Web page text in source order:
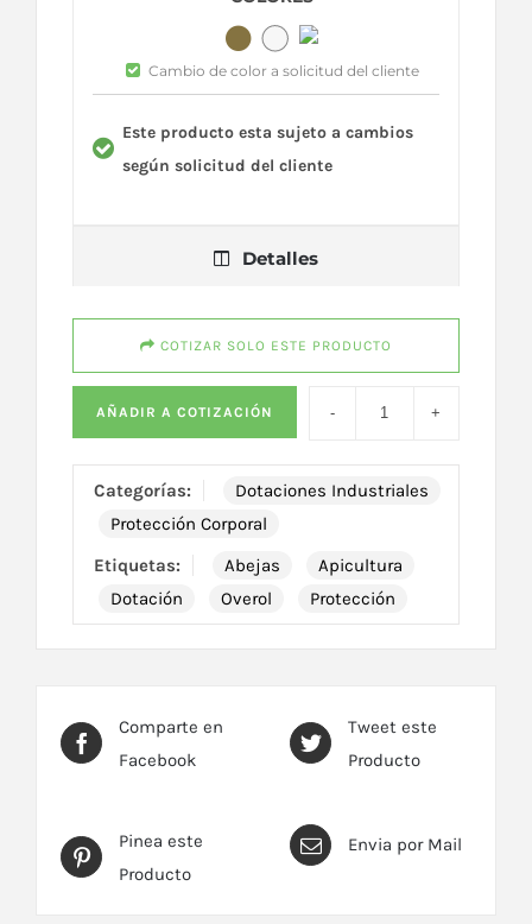
Cambio de color a solicitud del cliente
Este producto esta sujeto a cambios
según solicitud del cliente
Detalles
COTIZAR SOLO ESTE PRODUCTO
AÑADIR A COTIZACIÓN
Categorías:
Dotaciones Industriales
Protección Corporal
Etiquetas:
Abejas
Apicultura
Dotación
Overol Protección
Comparte en
Facebook
Tweet este
Producto
Pinea este
Producto
Envia por Mail